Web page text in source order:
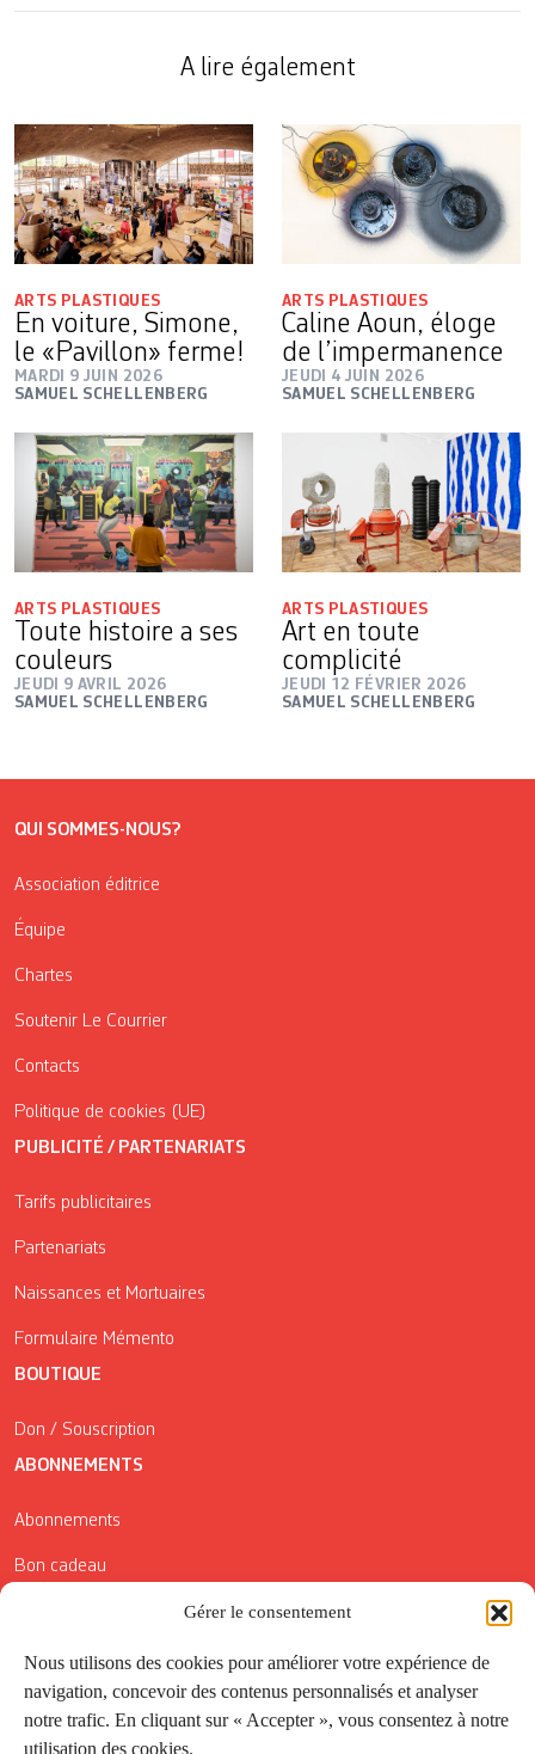
Gérer le consentement
Nous utilisons des cookies pour améliorer votre expérience de
navigation, concevoir des contenus personnalisés et analyser
notre trafic. En cliquant sur « Accepter », vous consentez à notre
utilisation des cookies.
A lire également
ARTS PLASTIQUES
En voiture, Simone,
le «Pavillon» ferme!
MARDI 9 JUIN 2026
SAMUEL SCHELLENBERG
ARTS PLASTIQUES
Caline Aoun, éloge
de l’impermanence
JEUDI 4 JUIN 2026
SAMUEL SCHELLENBERG
ARTS PLASTIQUES
Toute histoire a ses
couleurs
JEUDI 9 AVRIL 2026
SAMUEL SCHELLENBERG
ARTS PLASTIQUES
Art en toute
complicité
JEUDI 12 FÉVRIER 2026
SAMUEL SCHELLENBERG
QUI SOMMES-NOUS?
Association éditrice
Équipe
Chartes
Soutenir Le Courrier
Contacts
Politique de cookies (UE)
PUBLICITÉ / PARTENARIATS
Tarifs publicitaires
Partenariats
Naissances et Mortuaires
Formulaire Mémento
BOUTIQUE
Don / Souscription
ABONNEMENTS
Abonnements
Bon cadeau
Conditions générales de vente
Réductions de la Carte Côté Courrier
Application